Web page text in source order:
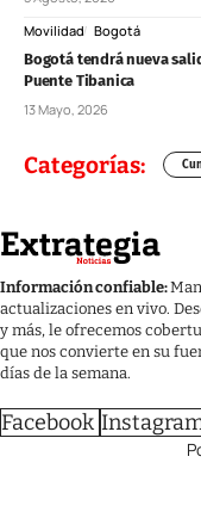
Movilidad Bogotá
Bogotá tendrá nueva
Puente Tibanica
13 Mayo, 2026
Categorías:
Información confiable:
actualizaciones en vivo.
y más, le ofrecemos
que nos convierte en su
días de la semana.
Facebook